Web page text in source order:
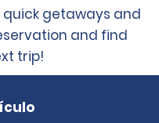
quick getaways and
and find
trip!